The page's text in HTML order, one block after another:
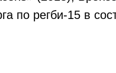
по регби-15 в